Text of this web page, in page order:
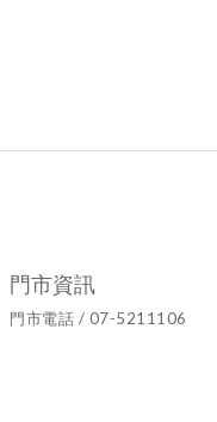
門市資訊
門市電話 / 07-5211106